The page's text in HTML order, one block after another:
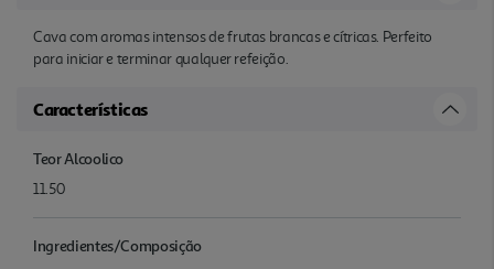
Cava com aromas intensos de frutas brancas e cítricas. Perfeito
para iniciar e terminar qualquer refeição.
Características
Teor Alcoolico
11.50
Ingredientes/Composição